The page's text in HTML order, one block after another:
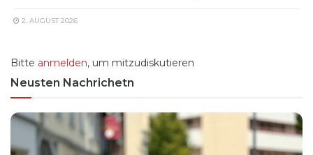
2. AUGUST 2026
Bitte anmelden, um mitzudiskutieren
Neusten Nachrichetn